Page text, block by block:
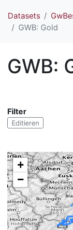
Datasets
GWB: Gold
GWB:
Filter
Editieren
+
−